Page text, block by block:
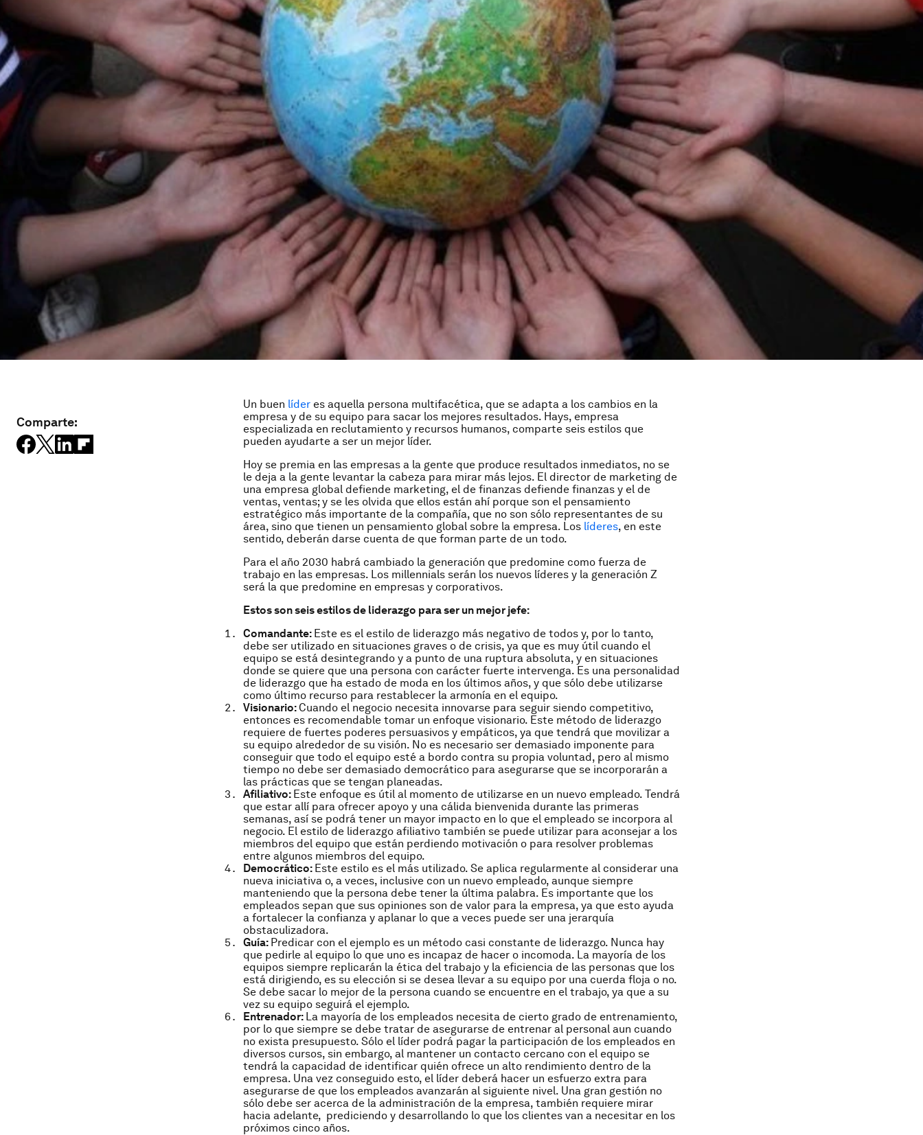
Comparte:
Un buen líder es aquella persona multifacética, que se adapta a los cambios en la
empresa y de su equipo para sacar los mejores resultados. Hays, empresa
especializada en reclutamiento y recursos humanos, comparte seis estilos que
pueden ayudarte a ser un mejor líder.
Hoy se premia en las empresas a la gente que produce resultados inmediatos, no se
le deja a la gente levantar la cabeza para mirar más lejos. El director de marketing de
una empresa global defiende marketing, el de finanzas defiende finanzas y el de
ventas, ventas; y se les olvida que ellos están ahí porque son el pensamiento
estratégico más importante de la compañía, que no son sólo representantes de su
área, sino que tienen un pensamiento global sobre la empresa. Los líderes, en este
sentido, deberán darse cuenta de que forman parte de un todo.
Para el año 2030 habrá cambiado la generación que predomine como fuerza de
trabajo en las empresas. Los millennials serán los nuevos líderes y la generación Z
será la que predomine en empresas y corporativos.
Estos son seis estilos de liderazgo para ser un mejor jefe:
Comandante: Este es el estilo de liderazgo más negativo de todos y, por lo tanto,
debe ser utilizado en situaciones graves o de crisis, ya que es muy útil cuando el
equipo se está desintegrando y a punto de una ruptura absoluta, y en situaciones
donde se quiere que una persona con carácter fuerte intervenga. Es una personalidad
de liderazgo que ha estado de moda en los últimos años, y que sólo debe utilizarse
como último recurso para restablecer la armonía en el equipo.
Visionario: Cuando el negocio necesita innovarse para seguir siendo competitivo,
entonces es recomendable tomar un enfoque visionario. Este método de liderazgo
requiere de fuertes poderes persuasivos y empáticos, ya que tendrá que movilizar a
su equipo alrededor de su visión. No es necesario ser demasiado imponente para
conseguir que todo el equipo esté a bordo contra su propia voluntad, pero al mismo
tiempo no debe ser demasiado democrático para asegurarse que se incorporarán a
las prácticas que se tengan planeadas.
Afiliativo: Este enfoque es útil al momento de utilizarse en un nuevo empleado. Tendrá
que estar allí para ofrecer apoyo y una cálida bienvenida durante las primeras
semanas, así se podrá tener un mayor impacto en lo que el empleado se incorpora al
negocio. El estilo de liderazgo afiliativo también se puede utilizar para aconsejar a los
miembros del equipo que están perdiendo motivación o para resolver problemas
entre algunos miembros del equipo.
Democrático: Este estilo es el más utilizado. Se aplica regularmente al considerar una
nueva iniciativa o, a veces, inclusive con un nuevo empleado, aunque siempre
manteniendo que la persona debe tener la última palabra. Es importante que los
empleados sepan que sus opiniones son de valor para la empresa, ya que esto ayuda
a fortalecer la confianza y aplanar lo que a veces puede ser una jerarquía
obstaculizadora.
Guía: Predicar con el ejemplo es un método casi constante de liderazgo. Nunca hay
que pedirle al equipo lo que uno es incapaz de hacer o incomoda. La mayoría de los
equipos siempre replicarán la ética del trabajo y la eficiencia de las personas que los
está dirigiendo, es su elección si se desea llevar a su equipo por una cuerda floja o no.
Se debe sacar lo mejor de la persona cuando se encuentre en el trabajo, ya que a su
vez su equipo seguirá el ejemplo.
Entrenador: La mayoría de los empleados necesita de cierto grado de entrenamiento,
por lo que siempre se debe tratar de asegurarse de entrenar al personal aun cuando
no exista presupuesto. Sólo el líder podrá pagar la participación de los empleados en
diversos cursos, sin embargo, al mantener un contacto cercano con el equipo se
tendrá la capacidad de identificar quién ofrece un alto rendimiento dentro de la
empresa. Una vez conseguido esto, el líder deberá hacer un esfuerzo extra para
asegurarse de que los empleados avanzarán al siguiente nivel. Una gran gestión no
sólo debe ser acerca de la administración de la empresa, también requiere mirar
hacia adelante, prediciendo y desarrollando lo que los clientes van a necesitar en los
próximos cinco años.